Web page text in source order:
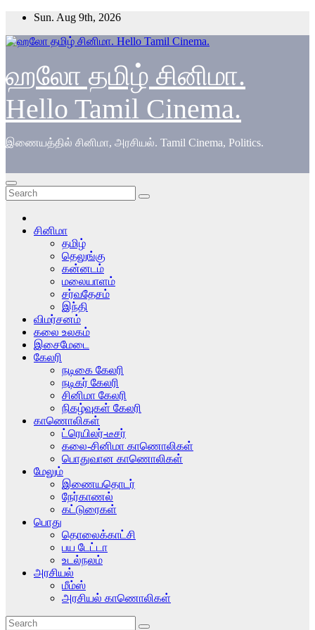
Skip
content
Sun. Aug 9th, 2026
ஹலோ தமிழ் சினிமா.
Hello Tamil Cinema.
இணையத்தில் சினிமா, அரசியல். Tamil Cinema, Politics.
சினிமா
தமிழ்
தெலுங்கு
கன்னடம்
மலையாளம்
சர்வதேசம்
இந்தி
விமர்சனம்
கலை உலகம்
இசைமேடை
கேலரி
நடிகை கேலரி
நடிகர் கேலரி
சினிமா கேலரி
நிகழ்வுகள் கேலரி
காணொலிகள்
ட்ரெயிலர்-டீசர்
கலை-சினிமா காணொலிகள்
பொதுவான காணொலிகள்
மேலும்
இணையதொடர்
நேர்காணல்
கட்டுரைகள்
பொது
தொலைக்காட்சி
பய டேட்டா
உடல்நலம்
அரசியல்
மீம்ஸ்
அரசியல் காணொலிகள்